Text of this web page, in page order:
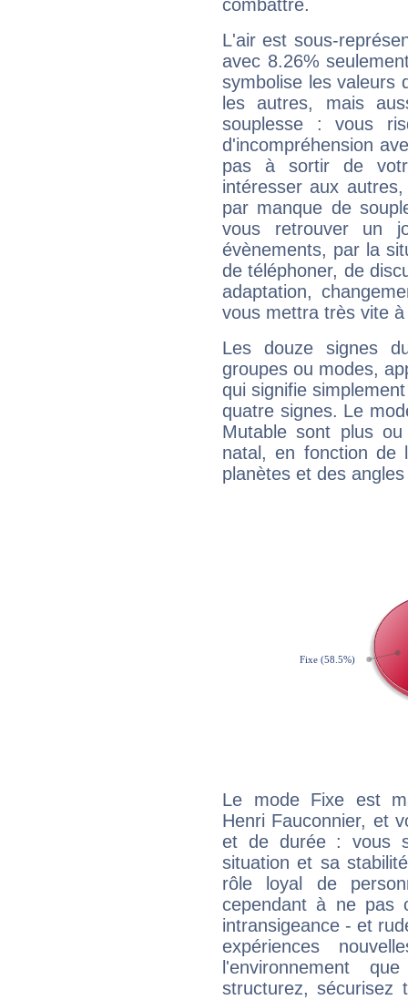
combattre.
L'air est sous-
avec 8.26%
symbolise les valeurs
les autres, mais
souplesse : vous
d'incompréhension
pas à sortir de
intéresser aux
par manque de
vous retrouver un
évènements, par la
de téléphoner, de
adaptation,
vous mettra très vite
Les douze signes
groupes ou modes,
qui signifie
quatre signes. Le
Mutable sont plus
natal, en fonction de
planètes et des
Le mode Fixe est
Henri Fauconnier, et
et de durée : vous
situation et sa
rôle loyal de
cependant à ne pas
intransigeance - et
expériences
l'environnement
structurez, sécurisez